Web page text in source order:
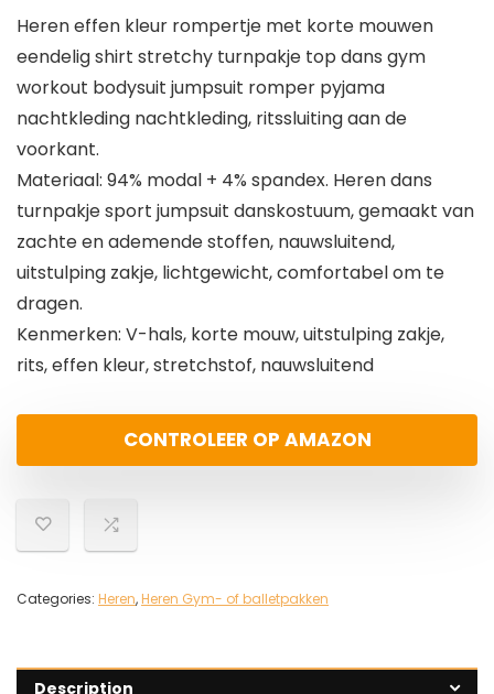
Heren effen kleur rompertje met korte mouwen
eendelig shirt stretchy turnpakje top dans gym
workout bodysuit jumpsuit romper pyjama
nachtkleding nachtkleding, ritssluiting aan de
voorkant.
Materiaal: 94% modal + 4% spandex. Heren dans
turnpakje sport jumpsuit danskostuum, gemaakt van
zachte en ademende stoffen, nauwsluitend,
uitstulping zakje, lichtgewicht, comfortabel om te
dragen.
Kenmerken: V-hals, korte mouw, uitstulping zakje,
rits, effen kleur, stretchstof, nauwsluitend
CONTROLEER OP AMAZON
Categories: Heren,Heren Gym- of balletpakken
Description